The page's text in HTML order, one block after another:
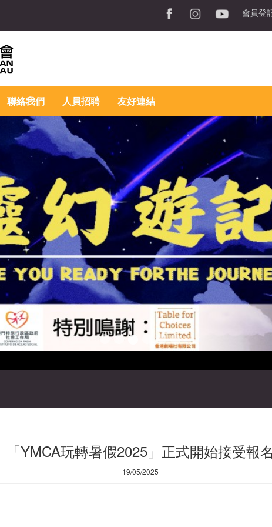
會員登
聯絡我們 人員招聘 友好連結
「YMCA玩轉暑假2025」正式開始接受報
19/05/2025